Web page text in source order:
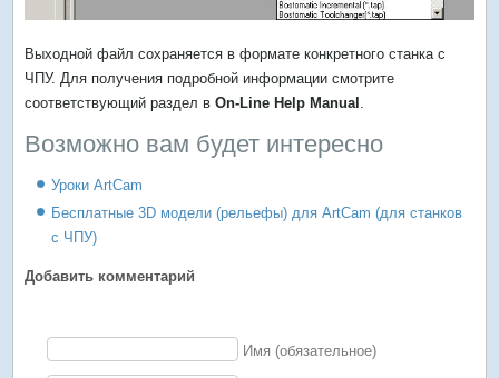
Выходной файл сохраняется в формате конкретного станка с
ЧПУ. Для получения подробной информации смотрите
соответствующий раздел вOn-Line Help Manual
Возможно вам будет интересно
Уроки ArtCam
Бесплатные 3D модели (рельефы) для ArtCam (для станков
с ЧПУ)
Добавить комментарий
Имя (обязательное)